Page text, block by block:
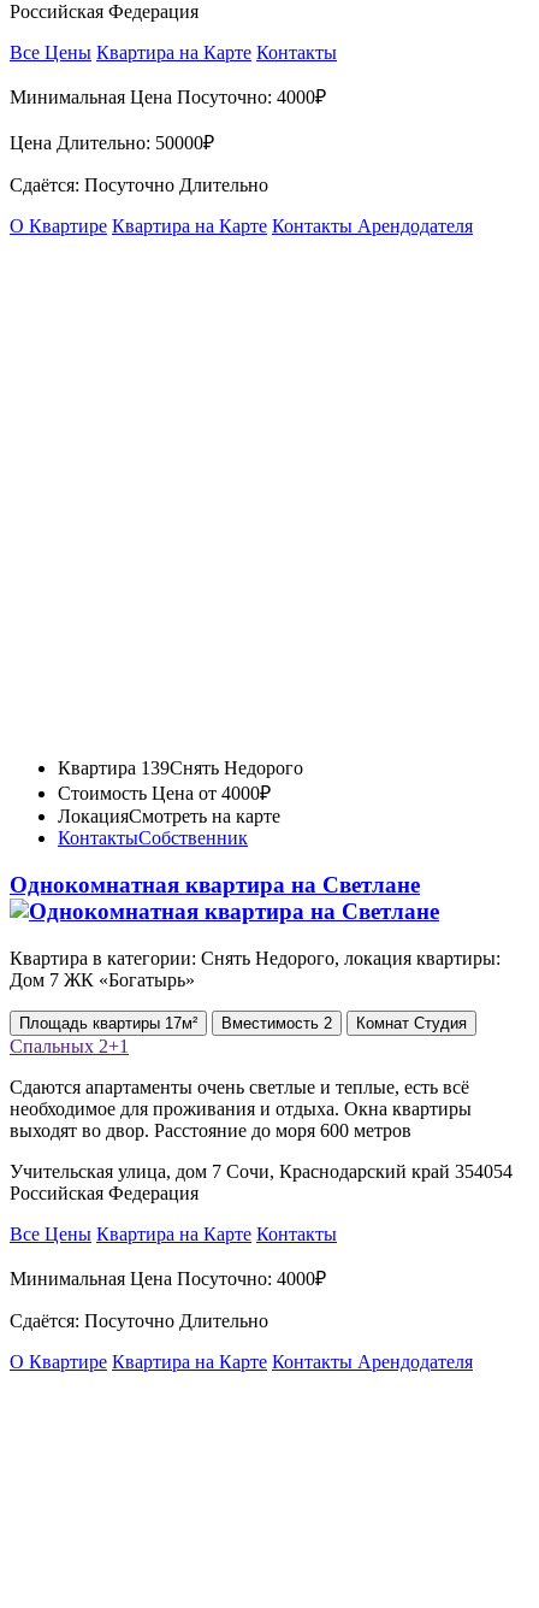
Российская Федерация
Все Цены Квартира на Карте Контакты
Минимальная Цена Посуточно: 4000₽
Цена Длительно: 50000₽
Сдаётся: Посуточно Длительно
О Квартире Квартира на Карте Контакты Арендодателя
Квартира 139Снять Недорого
Стоимость Цена от 4000₽
ЛокацияСмотреть на карте
КонтактыСобственник
Однокомнатная квартира на Светлане
Квартира в категории: Снять Недорого, локация квартиры:
Дом 7 ЖК «Богатырь»
Площадь квартиры 17м² Вместимость 2 Комнат Студия
Спальных 2+1
Сдаются апартаменты очень светлые и теплые, есть всё
необходимое для проживания и отдыха. Окна квартиры
выходят во двор. Расстояние до моря 600 метров
Учительская улица, дом 7 Сочи, Краснодарский край 354054
Российская Федерация
Все Цены Квартира на Карте Контакты
Минимальная Цена Посуточно: 4000₽
Сдаётся: Посуточно Длительно
О Квартире Квартира на Карте Контакты Арендодателя